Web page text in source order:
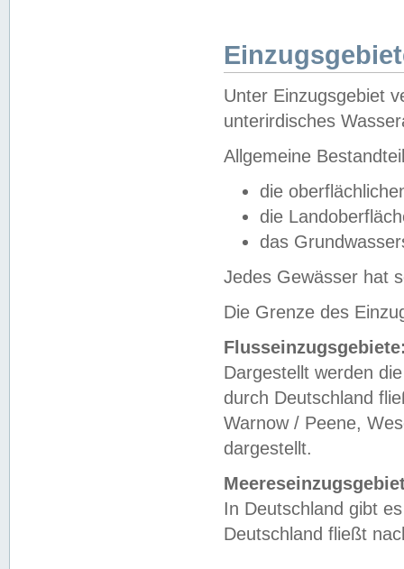
Unter Einzugsgebiet
unterirdisches
Allgemeine
die
die
das
Jedes Gewässer hat
Die Grenze des
Dargestellt werden
durch Deutschland
Warnow / Peene,
dargestellt.
In Deutschland gibt
Deutschland fließt